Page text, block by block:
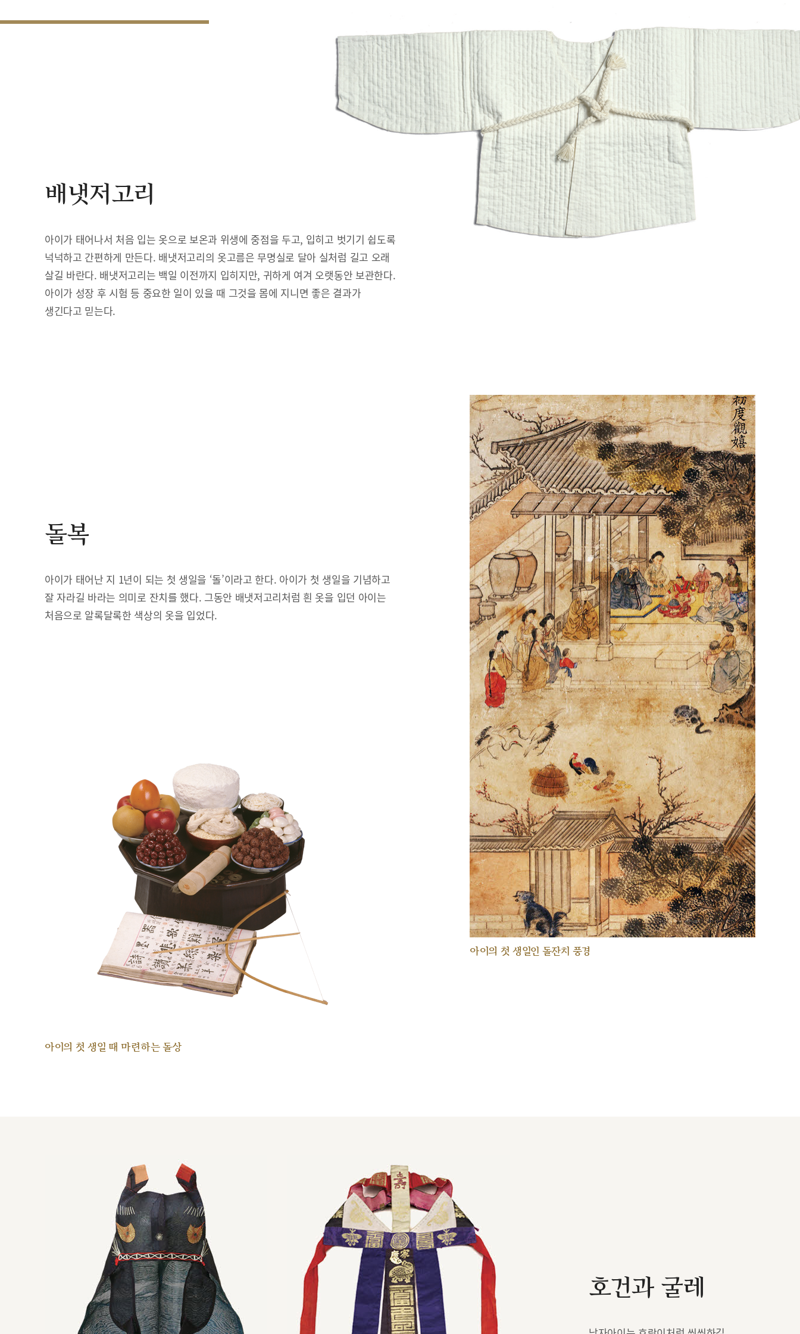
배냇저고리
아이가 태어나서 처음 입는 옷으로 보온과 위생에 중점을 두고, 입히고 벗기기 쉽도록
넉넉하고 간편하게 만든다. 배냇저고리의 옷고름은 무명실로 달아 실처럼 길고 오래
살길 바란다. 배냇저고리는 백일 이전까지 입히지만, 귀하게 여겨 오랫동안 보관한다.
아이가 성장 후 시험 등 중요한 일이 있을 때 그것을 몸에 지니면 좋은 결과가
생긴다고 믿는다.
아이의 첫 생일인 돌잔치 풍경
돌복
아이가 태어난 지 1년이 되는 첫 생일을 ‘돌’이라고 한다. 아이가 첫 생일을 기념하고
잘 자라길 바라는 의미로 잔치를 했다. 그동안 배냇저고리처럼 흰 옷을 입던 아이는
처음으로 알록달록한 색상의 옷을 입었다.
아이의 첫 생일 때 마련하는 돌상
호건과 굴레